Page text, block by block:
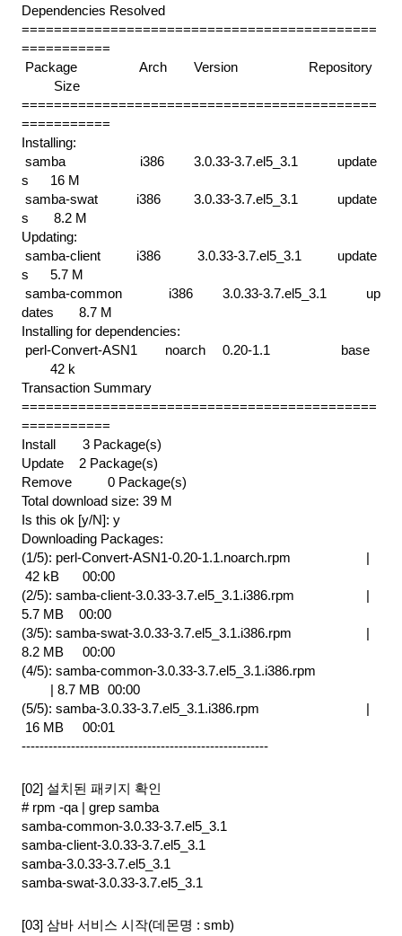
Dependencies Resolved
============================================
===========
Package
Arch Version
Repository
Size
============================================
===========
Installing:
samba
i386 3.0.33-3.7.el5_3.1
update
s
16 M
samba-swat
i386 3.0.33-3.7.el5_3.1
update
s
8.2 M
Updating:
samba-client
i386 3.0.33-3.7.el5_3.1
update
s
5.7 M
samba-common
i386 3.0.33-3.7.el5_3.1
up
dates
8.7 M
Installing for dependencies:
perl-Convert-ASN1
noarch 0.20-1.1
base
42 k
Transaction Summary
============================================
===========
Install
3 Package(s)
Update
2 Package(s)
Remove
0 Package(s)
Total download size: 39 M
Is this ok [y/N]: y
Downloading Packages:
(1/5): perl-Convert-ASN1-0.20-1.1.noarch.rpm
42 kB
00:00
(2/5): samba-client-3.0.33-3.7.el5_3.1.i386.rpm
5.7 MB
00:00
(3/5): samba-swat-3.0.33-3.7.el5_3.1.i386.rpm
8.2 MB
00:00
(4/5): samba-common-3.0.33-3.7.el5_3.1.i386.rpm
| 8.7 MB 00:00
(5/5): samba-3.0.33-3.7.el5_3.1.i386.rpm
16 MB
00:01
-------------------------------------------------------
[02] 설치된 패키지 확인
# rpm -qa | grep samba
samba-common-3.0.33-3.7.el5_3.1
samba-client-3.0.33-3.7.el5_3.1
samba-3.0.33-3.7.el5_3.1
samba-swat-3.0.33-3.7.el5_3.1
[03] 삼바 서비스 시작(데몬명 : smb)